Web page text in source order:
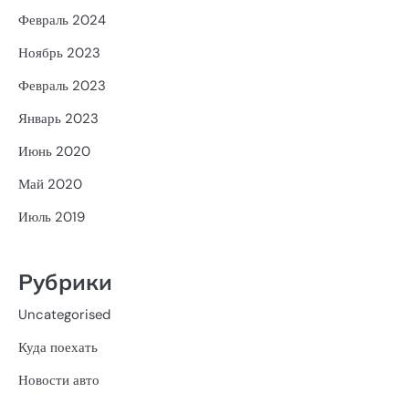
Февраль 2024
Ноябрь 2023
Февраль 2023
Январь 2023
Июнь 2020
Май 2020
Июль 2019
Рубрики
Uncategorised
Куда поехать
Новости авто